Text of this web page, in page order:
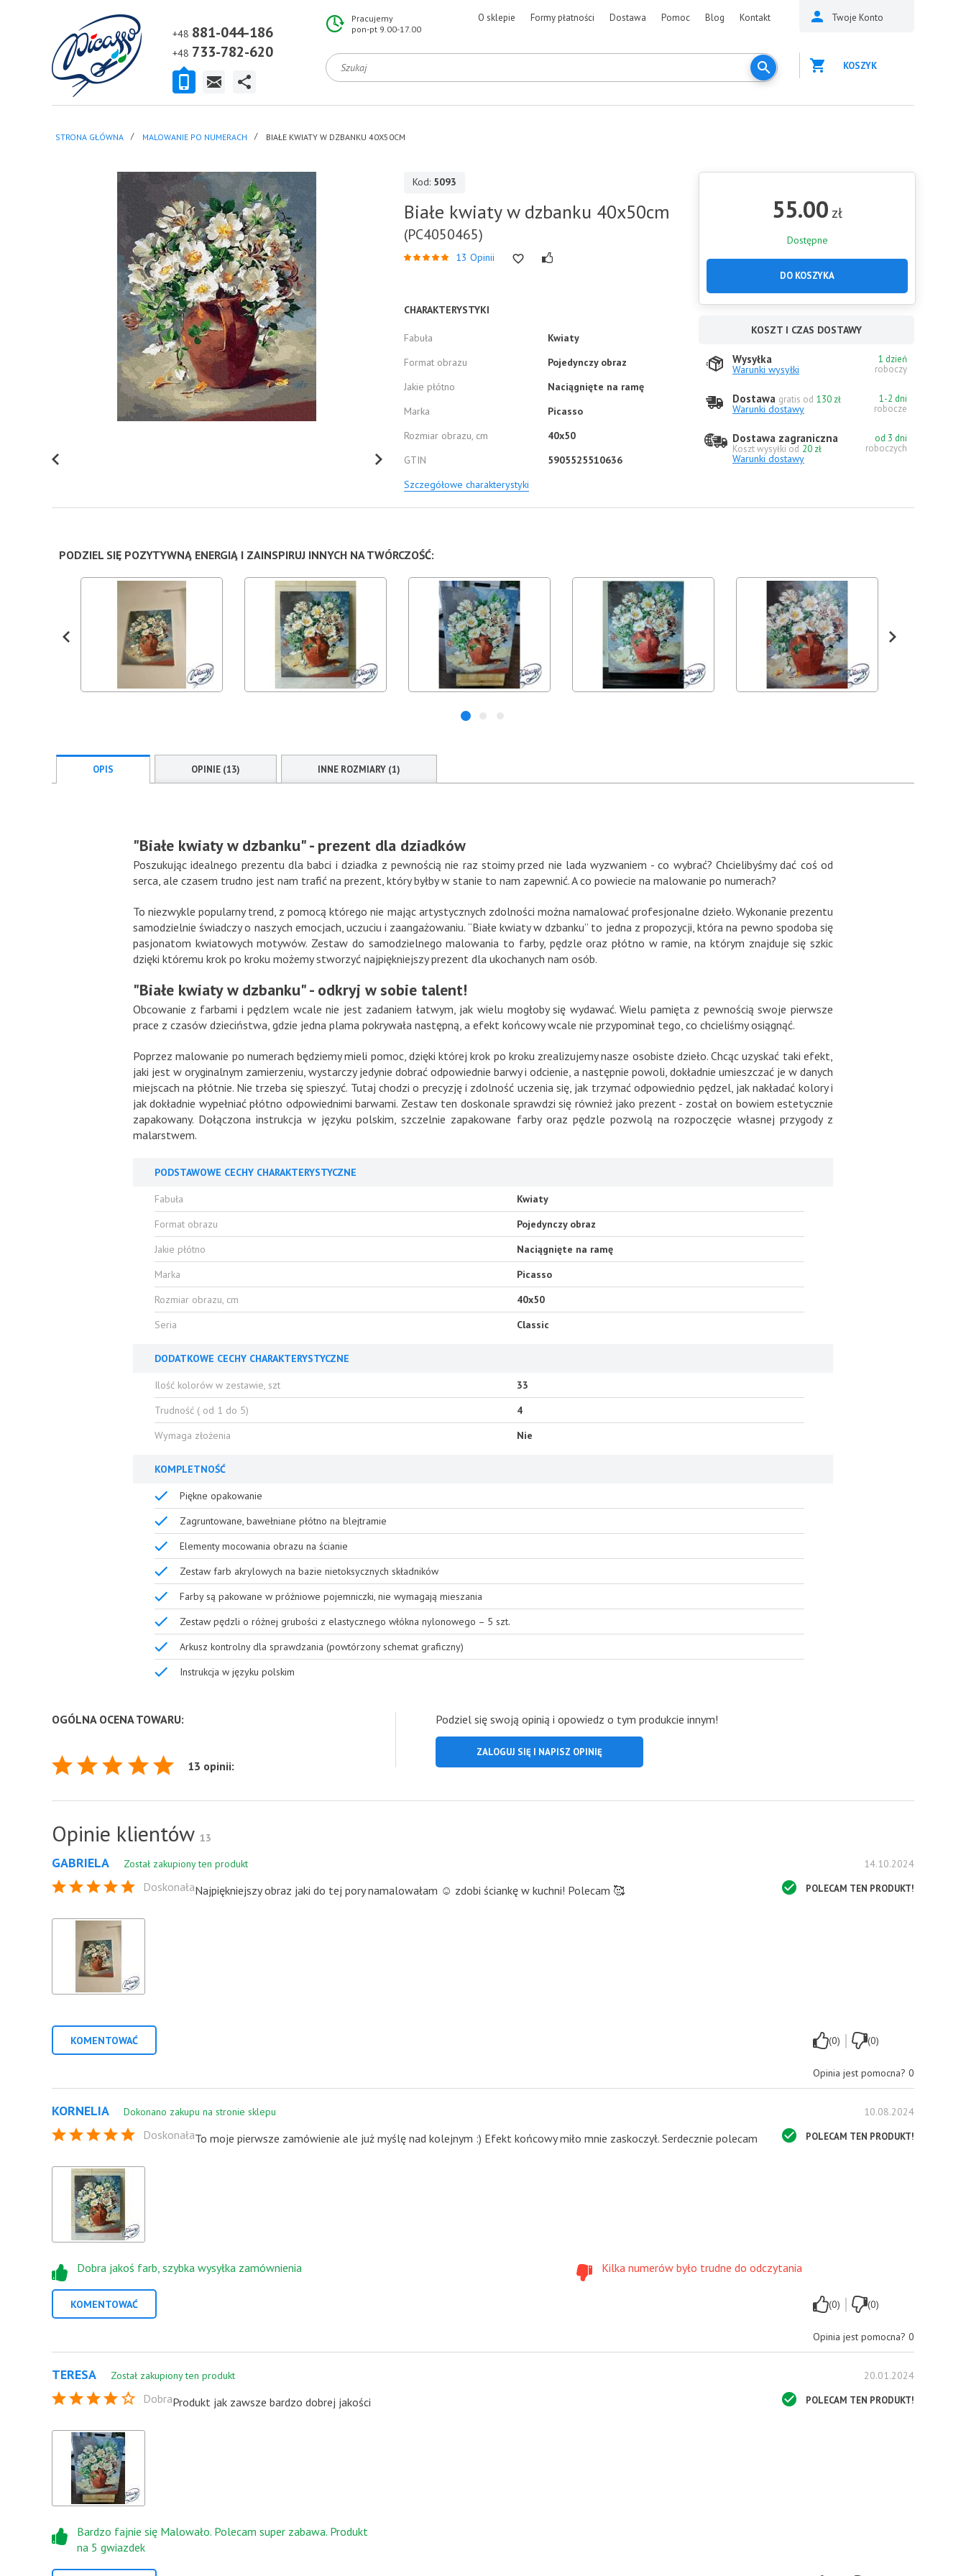
+48 881-044-186
+48 733-782-620
Pracujemy
pon-pt 9.00-17.00
O sklepie Formy płatności Dostawa Pomoc Blog Kontakt Twoje Konto
KOSZYK
STRONA GŁÓWNA MALOWANIE PO NUMERACH BIAŁE KWIATY W DZBANKU 40X50CM
Kod: 5093
Białe kwiaty w dzbanku 40x50cm
(PC4050465)
13 Opinii
CHARAKTERYSTYKI
Fabuła
Kwiaty
Format obrazu
Pojedynczy obraz
Jakie płótno
Naciągnięte na ramę
Marka
Picasso
Rozmiar obrazu, cm
40x50
GTIN
5905525510636
Szczegółowe charakterystyki
55.00 zł
Dostępne
DO KOSZYKA
KOSZT I CZAS DOSTAWY
Wysyłka
Warunki wysyłki
1 dzień
roboczy
Dostawa gratis od 130 zł
Warunki dostawy
1-2 dni
robocze
Dostawa zagraniczna
Koszt wysyłki od 20 zł
Warunki dostawy
od 3 dni
roboczych
PODZIEL SIĘ POZYTYWNĄ ENERGIĄ I ZAINSPIRUJ INNYCH NA TWÓRCZOŚĆ:
OPIS OPINIE (13) INNE ROZMIARY (1)
"Białe kwiaty w dzbanku" - prezent dla dziadków
Poszukując idealnego prezentu dla babci i dziadka z pewnością nie raz stoimy przed nie lada wyzwaniem - co wybrać? Chcielibyśmy dać coś od
serca, ale czasem trudno jest nam trafić na prezent, który byłby w stanie to nam zapewnić. A co powiecie na malowanie po numerach?
To niezwykle popularny trend, z pomocą którego nie mając artystycznych zdolności można namalować profesjonalne dzieło. Wykonanie prezentu
samodzielnie świadczy o naszych emocjach, uczuciu i zaangażowaniu. “Białe kwiaty w dzbanku” to jedna z propozycji, która na pewno spodoba się
pasjonatom kwiatowych motywów. Zestaw do samodzielnego malowania to farby, pędzle oraz płótno w ramie, na którym znajduje się szkic
dzięki któremu krok po kroku możemy stworzyć najpiękniejszy prezent dla ukochanych nam osób.
"Białe kwiaty w dzbanku" - odkryj w sobie talent!
Obcowanie z farbami i pędzlem wcale nie jest zadaniem łatwym, jak wielu mogłoby się wydawać. Wielu pamięta z pewnością swoje pierwsze
prace z czasów dzieciństwa, gdzie jedna plama pokrywała następną, a efekt końcowy wcale nie przypominał tego, co chcieliśmy osiągnąć.
Poprzez malowanie po numerach będziemy mieli pomoc, dzięki której krok po kroku zrealizujemy nasze osobiste dzieło. Chcąc uzyskać taki efekt,
jaki jest w oryginalnym zamierzeniu, wystarczy jedynie dobrać odpowiednie barwy i odcienie, a następnie powoli, dokładnie umieszczać je w danych
miejscach na płótnie. Nie trzeba się spieszyć. Tutaj chodzi o precyzję i zdolność uczenia się, jak trzymać odpowiednio pędzel, jak nakładać kolory i
jak dokładnie wypełniać płótno odpowiednimi barwami. Zestaw ten doskonale sprawdzi się również jako prezent - został on bowiem estetycznie
zapakowany. Dołączona instrukcja w języku polskim, szczelnie zapakowane farby oraz pędzle pozwolą na rozpoczęcie własnej przygody z
malarstwem.
PODSTAWOWE CECHY CHARAKTERYSTYCZNE
Fabuła
Kwiaty
Format obrazu
Pojedynczy obraz
Jakie płótno
Naciągnięte na ramę
Marka
Picasso
Rozmiar obrazu, cm
40x50
Seria
Classic
DODATKOWE CECHY CHARAKTERYSTYCZNE
Ilość kolorów w zestawie, szt
33
Trudność ( od 1 do 5)
4
Wymaga złożenia
Nie
KOMPLETNOŚĆ
Piękne opakowanie
Zagruntowane, bawełniane płótno na blejtramie
Elementy mocowania obrazu na ścianie
Zestaw farb akrylowych na bazie nietoksycznych składników
Farby są pakowane w próżniowe pojemniczki, nie wymagają mieszania
Zestaw pędzli o różnej grubości z elastycznego włókna nylonowego – 5 szt.
Arkusz kontrolny dla sprawdzania (powtórzony schemat graficzny)
Instrukcja w języku polskim
OGÓLNA OCENA TOWARU:
13 opinii:
Podziel się swoją opinią i opowiedz o tym produkcie innym!
ZALOGUJ SIĘ I NAPISZ OPINIĘ
Opinie klientów 13
GABRIELA Został zakupiony ten produkt 14.10.2024
Doskonała POLECAM TEN PRODUKT!
Najpiękniejszy obraz jaki do tej pory namalowałam ☺️ zdobi ściankę w kuchni! Polecam 🥰
KOMENTOWAĆ (0) | (0)
Opinia jest pomocna? 0
KORNELIA Dokonano zakupu na stronie sklepu 10.08.2024
Doskonała POLECAM TEN PRODUKT!
To moje pierwsze zamówienie ale już myślę nad kolejnym :) Efekt końcowy miło mnie zaskoczył. Serdecznie polecam
Kilka numerów było trudne do odczytania
Dobra jakoś farb, szybka wysyłka zamównienia
KOMENTOWAĆ (0) | (0)
Opinia jest pomocna? 0
TERESA Został zakupiony ten produkt 20.01.2024
Dobra POLECAM TEN PRODUKT!
Produkt jak zawsze bardzo dobrej jakości
Bardzo fajnie się Malowało. Polecam super zabawa. Produkt
na 5 gwiazdek